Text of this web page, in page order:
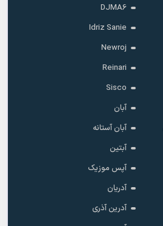
DJMA6
Idriz Sanie
Newroj
Reinari
Sisco
آبان
آبان آستانه
آبتین
آپس موزیک
آدریان
آدرین آذری